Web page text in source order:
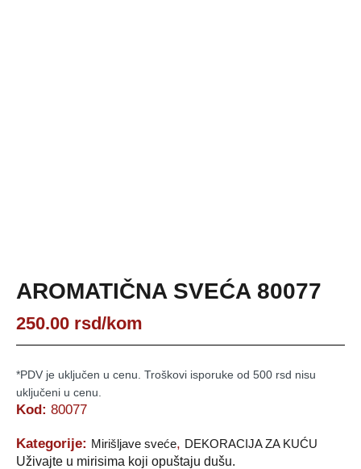
AROMATIČNA SVEĆA 80077
250.00 rsd/kom
*PDV je uključen u cenu. Troškovi isporuke od 500 rsd nisu
uključeni u cenu.
Kod: 80077
Kategorije: Mirišljave sveće, DEKORACIJA ZA KUĆU
Uživajte u mirisima koji opuštaju dušu.